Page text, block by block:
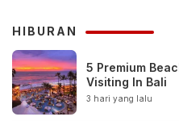
HIBURAN
5 Premium
Visiting In Bali
3 hari yang lalu